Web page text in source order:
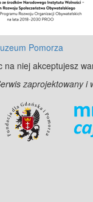
Pomorza
niej akceptujesz
zaprojektowany i